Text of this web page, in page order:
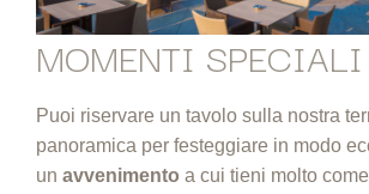
MOMENTI SPECIALI
Puoi riservare un tavolo sulla nostra
panoramica per festeggiare in modo
un avvenimento a cui tieni molto